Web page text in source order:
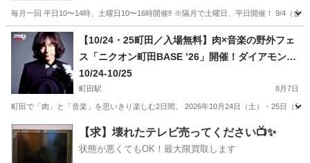
毎月一回 平日10〜14時、土曜日10〜16時開催‼️ ※隔月で土曜日、平日開催！ 9/4（金
東京 足立区 地域/お祭り マルシェ
【10/24・25町田／入場無料】肉×音楽の野外フェ
ス「ニクオン町田BASE ’26」開催！ダイアモンド
☆ユカイ、Ｔ字路s、Chage×吉田山田による「吉
田山田柴田」、GoodMoon出演決定！町田シバヒ
ロに人気アーティストと肉料理が集結！家族・子
10/24-10/25
町田駅 8月7日
町田で「肉」と「音楽」を思いきり楽しむ2日間。 2026年10月24日（土）・25日（
東京 町田市 町田駅 地域/お祭り 会場
【求】壊れたテレビ売ってください📺✨
状態が悪くてもOK！最大限買取します